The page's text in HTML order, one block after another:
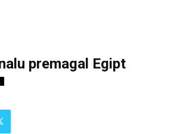
premagal Egipt